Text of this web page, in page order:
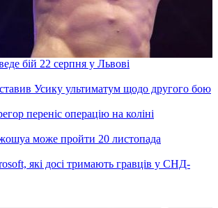
бій 22 серпня у Львові
Усику ультиматум щодо другого бою
переніс операцію на коліні
може пройти 20 листопада
які досі тримають гравців у СНД-